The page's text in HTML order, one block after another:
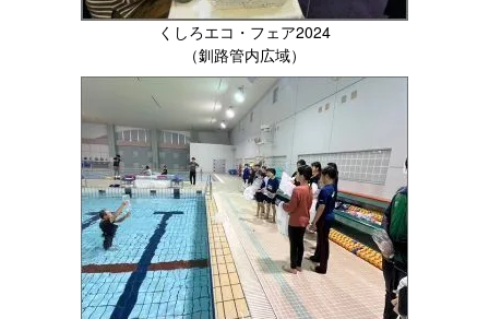
くしろエコ・フェア2024
（釧路管内広域）